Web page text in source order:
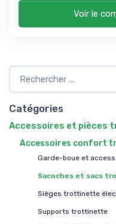
Voir le
Catégories
Accessoires et
Accessoires confort
Garde-boue et
Sacoches et sacs
Sièges trottinette
Supports trottinette